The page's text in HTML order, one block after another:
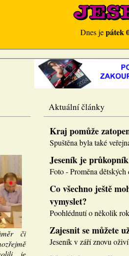
Dnes jepátek
či
je
Aktuální články
Kraj pomůže
Spuštěna byla také
Jeseník je průkopník
Foto - Proměna
Co všechno ještě
vymyslet?
Poohlédnutí o několik
Zajesnit se můžete
Jeseník v září znovu